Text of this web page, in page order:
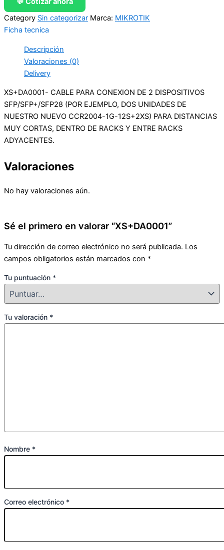
Category Sin categorizar Marca: MIKROTIK
Ficha tecnica
Descripción
Valoraciones (0)
Delivery
XS+DA0001- CABLE PARA CONEXION DE 2 DISPOSITIVOS
SFP/SFP+/SFP28 (POR EJEMPLO, DOS UNIDADES DE
NUESTRO NUEVO CCR2004-1G-12S+2XS) PARA DISTANCIAS
MUY CORTAS, DENTRO DE RACKS Y ENTRE RACKS
ADYACENTES.
Valoraciones
No hay valoraciones aún.
Sé el primero en valorar “XS+DA0001”
Tu dirección de correo electrónico no será publicada. Los
campos obligatorios están marcados con *
Tu puntuación *
Tu valoración *
Nombre *
Correo electrónico *